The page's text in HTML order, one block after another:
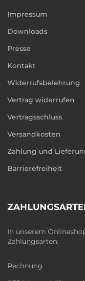
Impressum
Downloads
Presse
Kontakt
Widerrufsbelehrung
Vertrag widerrufen
Vertragsschluss
Versandkosten
Zahlung und
Barrierefreiheit
In unserem
Zahlungsarten:
Rechnung